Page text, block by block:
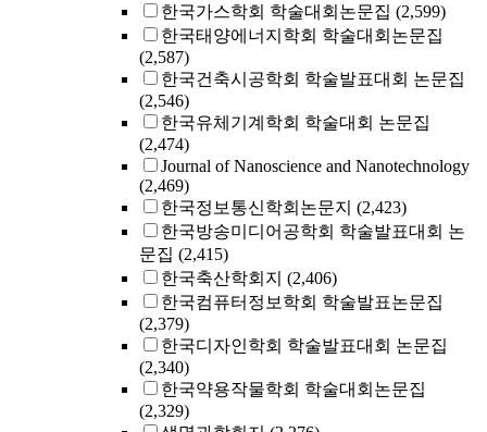
한국가스학회 학술대회논문집 (2,599)
한국태양에너지학회 학술대회논문집
(2,587)
한국건축시공학회 학술발표대회 논문집
(2,546)
한국유체기계학회 학술대회 논문집
(2,474)
Journal of Nanoscience and Nanotechnology
(2,469)
한국정보통신학회논문지 (2,423)
한국방송미디어공학회 학술발표대회 논
문집 (2,415)
한국축산학회지 (2,406)
한국컴퓨터정보학회 학술발표논문집
(2,379)
한국디자인학회 학술발표대회 논문집
(2,340)
한국약용작물학회 학술대회논문집
(2,329)